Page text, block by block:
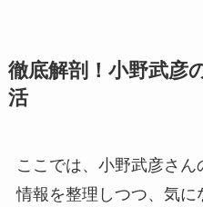
徹底解剖！小野武彦
活
ここでは、小野武彦さ
情報を整理しつつ、気に